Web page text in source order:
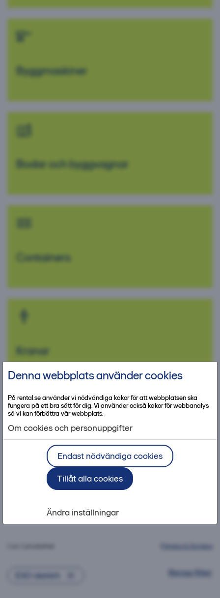
Denna webbplats använder cookies
På rental.se använder vi nödvändiga kakor för att webbplatsen ska
fungera på ett bra sätt för dig. Vi använder också kakor för webbanalys
så vi kan förbättra vår webbplats.
Om cookies och personuppgifter
Endast nödvändiga cookies
Tillåt alla cookies
Ändra inställningar
Byggmaskiner
Bodar och byggvagnar
Containers
Kranar
Liftar
Teleskoplastare Toolkit Anläggningsmaskiner
Filtrera & Sortera
EXO-skelett Rensa filter